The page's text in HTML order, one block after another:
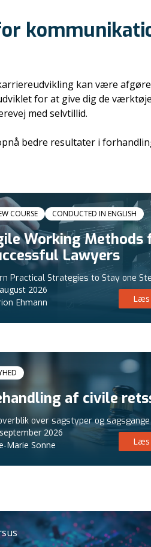
kan være
for at give dig de
med selvtillid.
bedre resultater i
COURSE CONDUCTED IN ENGLISH
Working Methods
Lawyers
Practical Strategies to Stay one
2026
Ehmann
Læs
af civile
over sagstyper og sagsgange
2026
Marie Sonne
Læs